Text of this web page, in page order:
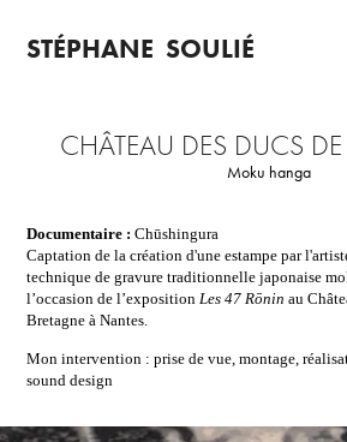
STÉPHANE  SOULIÉ
CHÂTEAU DES DUCS
Moku hanga
Documentaire :Chūshingura
Captation de la création d'une estampe par
technique de gravure traditionnelle japonaise
l’occasion de l’expositionLes 47 Rōnin au
Bretagne à Nantes.
Mon intervention :prise de vue, montage,
sound design